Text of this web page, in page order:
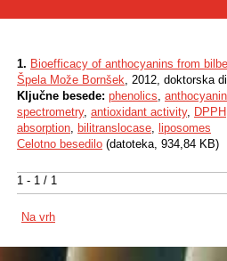
1 - 1 / 1
1. Bioefficacy of anthocyanins from
Špela Može Bornšek, 2012, doktorska
Ključne besede: phenolics,
spectrometry, antioxidant activity, DPPH
absorption, bilitranslocase, liposomes
Celotno besedilo (datoteka, 934,84 KB)
Na vrh